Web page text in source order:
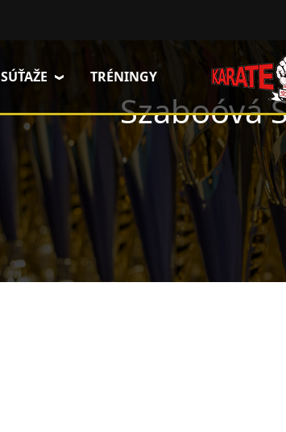
SÚŤAŽE TRÉNINGY
Szaboóvá